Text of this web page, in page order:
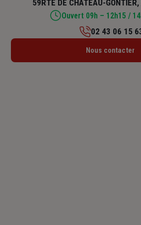
59RTE DE CHATEAU-
Lundi : 09h – 12h15
02 43 06 15
Nous contacter